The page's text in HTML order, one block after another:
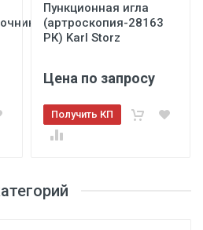
40103
Пункционная игла
(артроскопия-28163
РК) Karl Storz
Цена по запросу
Получить КП